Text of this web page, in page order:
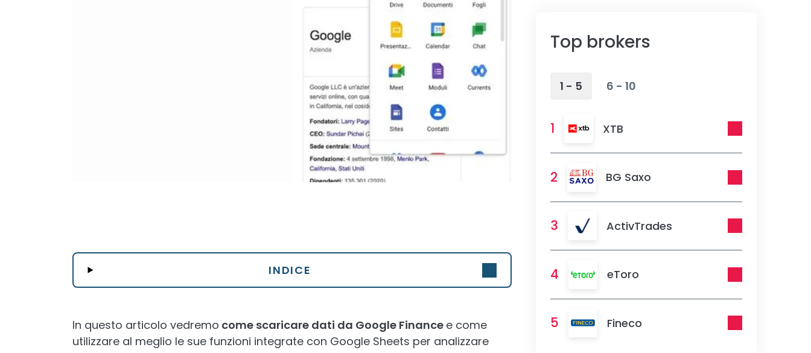
INDICE
In questo articolo vedremo come scaricare dati da Google Finance e come
utilizzare al meglio le sue funzioni integrate con Google Sheets per analizzare
Top brokers
1 - 5 6 - 10
1 XTB
2 BG Saxo
3 ActivTrades
4 eToro
5 Fineco